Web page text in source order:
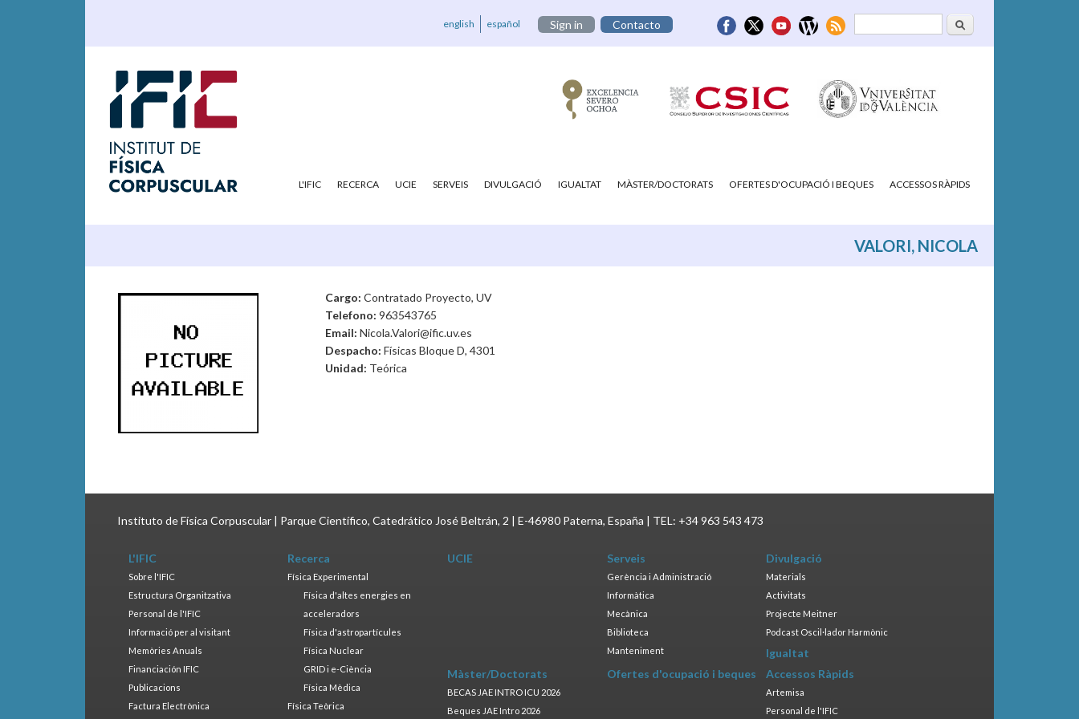
Formulari deCerca
english español Sign in Contacto
L'IFIC RECERCA UCIE SERVEIS DIVULGACIÓ IGUALTAT MÀSTER/DOCTORATS OFERTES D'OCUPACIÓ I BEQUES ACCESSOS RÀPIDS
VALORI, NICOLA
Cargo: Contratado Proyecto, UV
Telefono: 963543765
Email: Nicola.Valori@ific.uv.es
Despacho: Físicas Bloque D, 4301
Unidad: Teórica
Instituto de Física Corpuscular | Parque Científico, Catedrático José Beltrán, 2 | E-46980 Paterna, España | TEL: +34 963 543 473
L'IFIC
Sobre l'IFIC
Estructura Organitzativa
Personal de l'IFIC
Informació per al visitant
Memòries Anuals
Financiación IFIC
Publicacions
Factura Electrònica
Recerca
Física Experimental
Física d'altes energies en
acceleradors
Física d'astropartícules
Física Nuclear
GRID i e-Ciència
Física Mèdica
Física Teòrica
UCIE Serveis
Gerència i Administració
Informàtica
Mecànica
Biblioteca
Manteniment
Divulgació
Materials
Activitats
Projecte Meitner
Podcast Oscil·lador Harmònic
Igualtat
Màster/Doctorats
BECAS JAE INTRO ICU 2026
Beques JAE Intro 2026
Ofertes d'ocupació i beques Accessos Ràpids
Artemisa
Personal de l'IFIC